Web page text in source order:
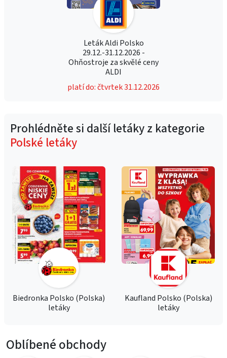
Leták Aldi Polsko
29.12.-31.12.2026 -
Ohňostroje za skvělé ceny
ALDI
platí do: čtvrtek 31.12.2026
Prohlédněte si další letáky z kategorie
Polské letáky
Biedronka Polsko (Polska)
letáky
Kaufland Polsko (Polska)
letáky
Oblíbené obchody